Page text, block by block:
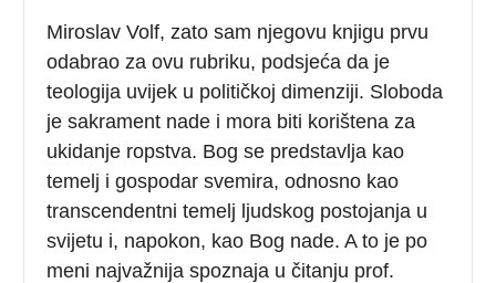
Miroslav Volf, zato sam njegovu knjigu prvu
odabrao za ovu rubriku, podsjeća da je
teologija uvijek u političkoj dimenziji. Sloboda
je sakrament nade i mora biti korištena za
ukidanje ropstva. Bog se predstavlja kao
temelj i gospodar svemira, odnosno kao
transcendentni temelj ljudskog postojanja u
svijetu i, napokon, kao Bog nade. A to je po
meni najvažnija spoznaja u čitanju prof.